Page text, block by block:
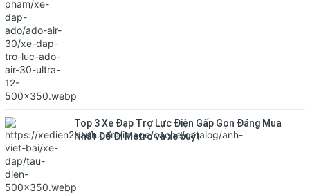
Top 3 Xe Đạp Trợ Lực Điện Gấp Gọn Đáng Mua
Nhất Để Đi Metro và xe buýt